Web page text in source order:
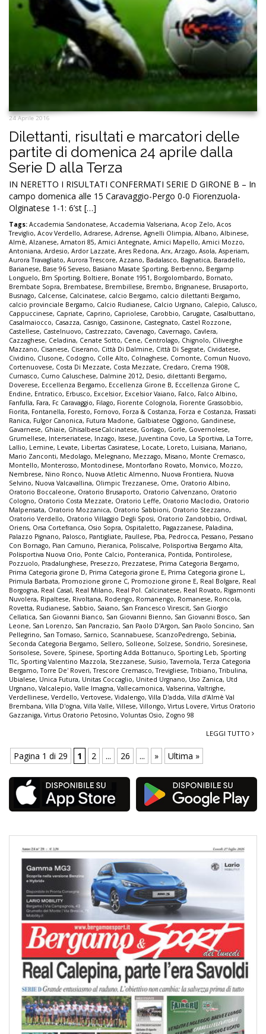
24 Aprile 2016
Dilettanti, risultati e marcatori delle
partite di domenica 24 aprile dalla
Serie D alla Terza
IN NERETTO I RISULTATI CONFERMATI SERIE D GIRONE B – In
campo domenica alle 15 Caravaggio-Pergo 0-0 Fiorenzuola-
Olginatese 1-1: 6’st […]
Tags: Accademia Sandonatese, Accademia Valseriana, Acop Zelo, Acos
Treviglio, Acov Verdello, Adrarese, Adrense, Agnelli Olimpia, Albano, Albinese,
Almè, Alzanese, Amatori 85, Amici Antegnate, Amici Mapello, Amici Mozzo,
Antoniana, Ardesio, Ardor Lazzate, Ares Redona, Arx, Arzago, Asola, Asperiam,
Aurora Travagliato, Aurora Trescore, Azzano, Badalasco, Bagnatica, Baradello,
Barianese, Base 96 Seveso, Basiano Masate Sporting, Berbenno, Bergamp
Longuelo, Bm Sporting, Boltiere, Bonate 1951, Borgolombardo, Bornato,
Brembate Sopra, Brembatese, Brembillese, Brembo, Brignanese, Brusaporto,
Busnago, Calcense, Calcinatese, calcio Bergamo, calcio dilettanti Bergamo,
calcio provinciale Bergamo, Calcio Rudianese, Calcio Urgnano, Calepio, Calusco,
Cappuccinese, Capriate, Caprino, Capriolese, Carobbio, Carugate, Casalbuttano,
Casalmaiocco, Casazza, Casnigo, Cassinone, Castegnato, Castel Rozzone,
Castellese, Castelnuovo, Castrezzato, Cavenago, Cavernago, Cavlera,
Cazzaghese, Celadina, Cenate Sotto, Cene, Centrolago, Chignolo, Ciliverghe
Mazzano, Cisanese, Ciserano, Città Di Dalmine, Città Di Segrate, Cividatese,
Cividino, Clusone, Codogno, Colle Alto, Colnaghese, Comonte, Comun Nuovo,
Cortenuovese, Costa Di Mezzate, Costa Mezzate, Credaro, Crema 1908,
Curnasco, Curno Caluschese, Dalmine 2012, Desio, dilettanti Bergamo,
Doverese, Eccellenza Bergamo, Eccellenza Girone B, Eccellenza Girone C,
Endine, Entratico, Erbusco, Excelsior, Excelsior Vaiano, Falco, Falco Albino,
Fanfulla, Fara, Fc Caravaggio, Filago, Fiorente Colognola, Fiorente Grassobbio,
Fiorita, Fontanella, Foresto, Fornovo, Forza & Costanza, Forza e Costanza, Frassati
Ranica, Fulgor Canonica, Futura Madone, Galbiatese Oggiono, Gandinese,
Gavarnese, Ghiaie, GhisalbeseCalcinatese, Gorlago, Gorle, Governolese,
Grumellese, Interseriatese, Inzago, Issese, Juventina Covo, La Sportiva, La Torre,
Lallio, Lemine, Levate, Libertas Casiratese, Locate, Loreto, Luisiana, Mariano,
Mario Zanconti, Medolago, Melegnano, Mezzago, Misano, Monte Cremasco,
Montello, Monterosso, Montodinese, Montorfano Rovato, Monvico, Mozzo,
Nembrese, Nino Ronco, Nuova Atletic Almenno, Nuova Frontiera, Nuova
Selvino, Nuova Valcavallina, Olimpic Trezzanese, Ome, Oratorio Albino,
Oratorio Boccaleone, Oratorio Brusaporto, Oratorio Calvenzano, Oratorio
Cologno, Oratorio Costa Mezzate, Oratorio Leffe, Oratorio Maclodio, Oratorio
Malpensata, Oratorio Mozzanica, Oratorio Sabbioni, Oratorio Stezzano,
Oratorio Verdello, Oratorio Villaggio Degli Sposi, Oratorio Zandobbio, Ordival,
Oriens, Orsa Cortefranca, Osio Sopra, Ospitaletto, Pagazzanese, Paladina,
Palazzo Pignano, Palosco, Pantigliate, Paullese, Pba, Pedrocca, Pessano, Pessano
Con Bornago, Pian Camuno, Pieranica, Poliscalve, Polisportiva Bergamo Alta,
Polisportiva Nuova Orio, Ponte Calcio, Ponteranica, Pontida, Pontirolese,
Pozzuolo, Pradalunghese, Presezzo, Prezzatese, Prima Categoria Bergamo,
Prima Categoria girone D, Prima Categoria girone E, Prima Categoria girone L ,
Primula Barbata, Promozione girone C, Promozione girone E, Real Bolgare, Real
Borgogna, Real Casal, Real Milano, Real Pol. Calcinatese, Real Rovato, Rigamonti
Nuvolera, Ripaltese, Rivoltana, Rodengo, Romanengo, Romanese, Roncola,
Rovetta, Rudianese, Sabbio, Saiano, San Francesco Virescit, San Giorgio
Cellatica, San Giovanni Bianco, San Giovanni Bienno, San Giovanni Bosco, San
Leone, San Lorenzo, San Pancrazio, San Paolo D'Argon, San Paolo Soncino, San
Pellegrino, San Tomaso, Sarnico, Scannabuese, ScanzoPedrengo, Sebinia,
Seconda Categoria Bergamo, Sellero, Solleone, Solzese, Sondrio, Soresinese,
Sorisolese, Sovere, Spinese, Sporting Adda Bottanuco, Sporting Leb, Sporting
Tlc, Sporting Valentino Mazzola, Stezzanese, Suisio,Tavernola,Terza Categoria
Bergamo,Torre De' Roveri,Trescore Cremasco,Trevigliese,Tribiano,Tribulina,
Ubialese, Unica Futura, Unitas Coccaglio, United Urgnano, Uso Zanica, Utd
Urgnano, Valcalepio, Valle Imagna, Vallecamonica, Valserina, Valtrighe,
Verdellinese, Verdello, Vertovese, Vidalengo, Villa D'adda, Villa d'Almè Val
Brembana, Villa D'ogna, Villa Valle, Villese, Villongo, Virtus Lovere, Virtus Oratorio
Gazzaniga, Virtus Oratorio Petosino, Voluntas Osio, Zogno 98
LEGGI TUTTO
Pagina 1 di 29 1 2 ... 26 ... » Ultima »